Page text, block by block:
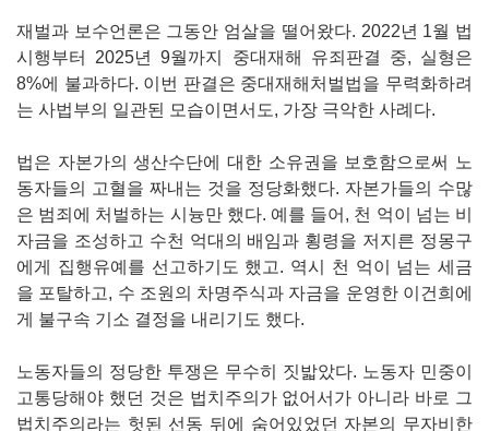
재벌과 보수언론은 그동안 엄살을 떨어왔다. 2022년 1월 법
시행부터 2025년 9월까지 중대재해 유죄판결 중, 실형은
8%에 불과하다. 이번 판결은 중대재해처벌법을 무력화하려
는 사법부의 일관된 모습이면서도, 가장 극악한 사례다.
법은 자본가의 생산수단에 대한 소유권을 보호함으로써 노
동자들의 고혈을 짜내는 것을 정당화했다. 자본가들의 수많
은 범죄에 처벌하는 시늉만 했다. 예를 들어, 천 억이 넘는 비
자금을 조성하고 수천 억대의 배임과 횡령을 저지른 정몽구
에게 집행유예를 선고하기도 했고. 역시 천 억이 넘는 세금
을 포탈하고, 수 조원의 차명주식과 자금을 운영한 이건희에
게 불구속 기소 결정을 내리기도 했다.
노동자들의 정당한 투쟁은 무수히 짓밟았다. 노동자 민중이
고통당해야 했던 것은 법치주의가 없어서가 아니라 바로 그
법치주의라는 헛된 선동 뒤에 숨어있었던 자본의 무자비한